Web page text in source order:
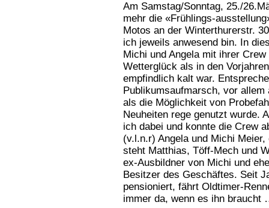
Am Samstag/Sonntag, 25./
mehr die «Frühlings-
Motos an der Winterthurerstr.
ich jeweils anwesend bin. In
Michi und Angela mit ihrer Crew
Wetterglück als in den
empfindlich kalt war.
Publikumsaufmarsch, vor allem
als die Möglichkeit von
Neuheiten rege genutzt wurde.
ich dabei und konnte die Crew
(v.l.n.r) Angela und Michi
steht Matthias, Töff-Mech und
ex-Ausbildner von Michi und
Besitzer des Geschäftes. Seit
pensioniert, fährt Oldtimer-
immer da, wenn es ihn